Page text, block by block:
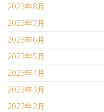
2023年8月
2023年7月
2023年6月
2023年5月
2023年4月
2023年3月
2023年2月